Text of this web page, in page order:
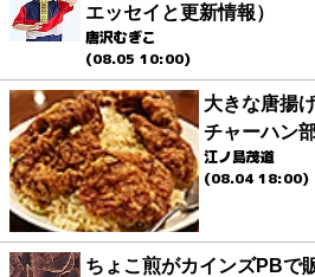
エッセイと更新情報）
唐沢むぎこ
(08.05 10:00)
大きな唐揚
チャーハン
江ノ島茂道
(08.04 18:00)
ちょこ煎がカインズPBで